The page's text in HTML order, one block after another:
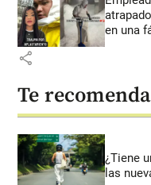
en una
share
Te
¿Tiene
las